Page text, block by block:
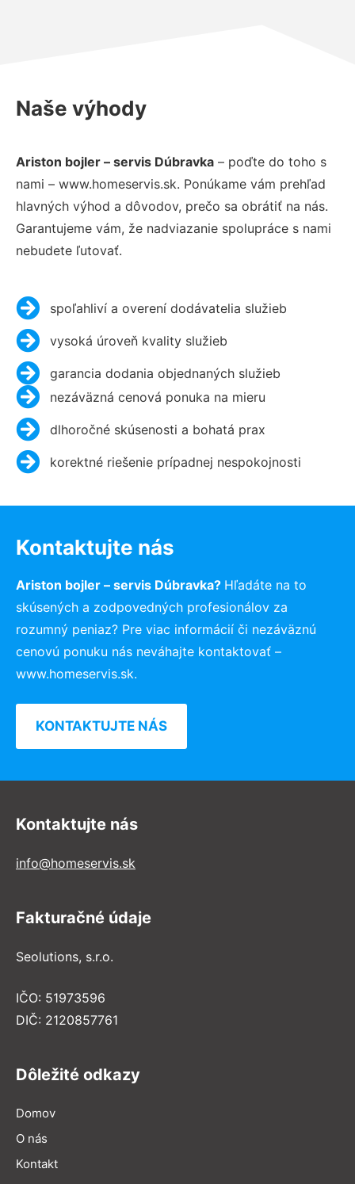
Naše výhody
Ariston bojler – servis Dúbravka – poďte do toho s
nami – www.homeservis.sk. Ponúkame vám prehľad
hlavných výhod a dôvodov, prečo sa obrátiť na nás.
Garantujeme vám, že nadviazanie spolupráce s nami
nebudete ľutovať.
spoľahliví a overení dodávatelia služieb
vysoká úroveň kvality služieb
garancia dodania objednaných služieb
nezáväzná cenová ponuka na mieru
dlhoročné skúsenosti a bohatá prax
korektné riešenie prípadnej nespokojnosti
Kontaktujte nás
Ariston bojler – servis Dúbravka? Hľadáte na to
skúsených a zodpovedných profesionálov za
rozumný peniaz? Pre viac informácií či nezáväznú
cenovú ponuku nás neváhajte kontaktovať –
www.homeservis.sk.
KONTAKTUJTE NÁS
Kontaktujte nás
info@homeservis.sk
Fakturačné údaje
Seolutions, s.r.o.
IČO: 51973596
DIČ: 2120857761
Dôležité odkazy
Domov
O nás
Kontakt